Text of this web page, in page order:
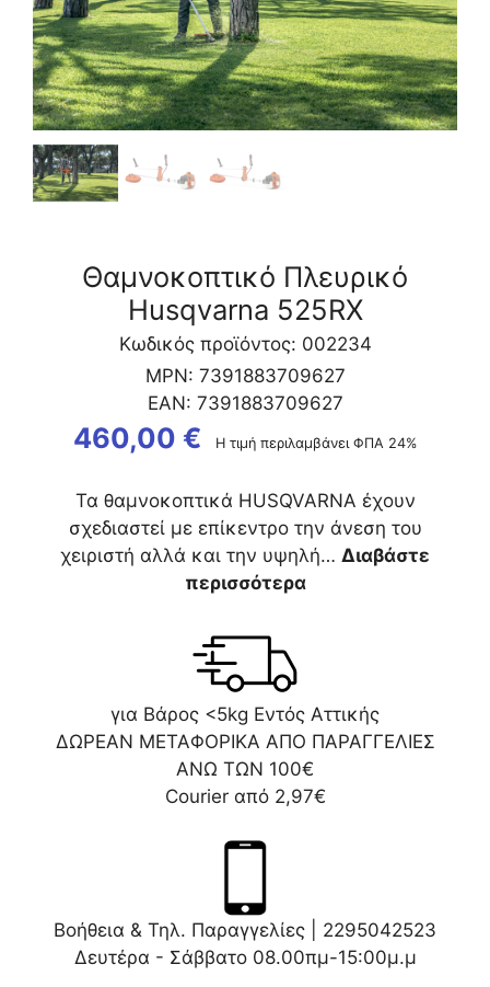
Θαμνοκοπτικό Πλευρικό
Husqvarna 525RX
Κωδικός προϊόντος: 002234
MPN: 7391883709627
EAN: 7391883709627
460,00 € Η τιμή περιλαμβάνει ΦΠΑ 24%
Τα θαμνοκοπτικά HUSQVARNA έχουν
σχεδιαστεί με επίκεντρο την άνεση του
χειριστή αλλά και την υψηλή… Διαβάστε
περισσότερα
για Βάρος <5kg Εντός Αττικής
ΔΩΡΕΑΝ ΜΕΤΑΦΟΡΙΚΑ ΑΠΟ ΠΑΡΑΓΓΕΛΙΕΣ
ΑΝΩ ΤΩΝ 100€
Courier από 2,97€
Βοήθεια & Τηλ. Παραγγελίες | 2295042523
Δευτέρα - Σάββατο 08.00πμ-15:00μ.μ